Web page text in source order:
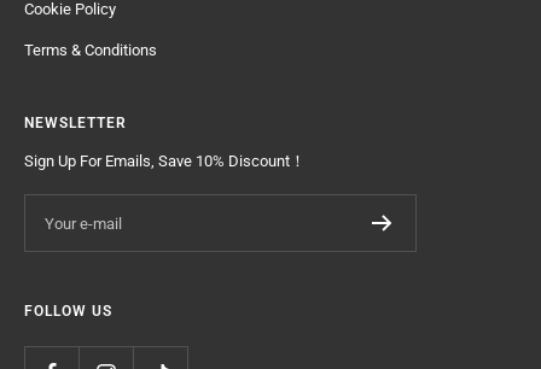
Cookie Policy
Terms & Conditions
NEWSLETTER
Sign Up For Emails, Save 10% Discount！
Your e-mail
FOLLOW US